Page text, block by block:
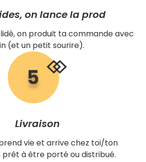
on lance la prod
on produit ta commande avec
(et un petit sourire).
Livraison
vie et arrive chez toi/ton
à être porté ou distribué.